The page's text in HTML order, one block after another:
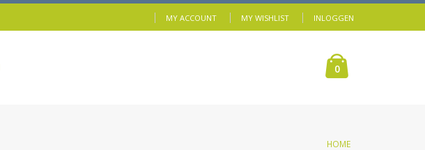
MY ACCOUNT MY WISHLIST INLOGGEN
0
HOME